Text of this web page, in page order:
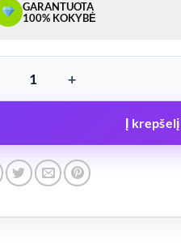
GARANTUOTA
100% KOKYBĖ
kiekis: Diržas kroviniui tvirtinti
Į krepšelį